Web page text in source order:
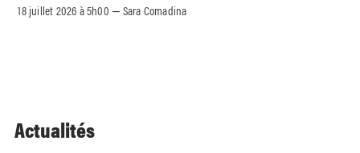
18 juillet 2026 à 5h00 – Sara Comadina
Actualités